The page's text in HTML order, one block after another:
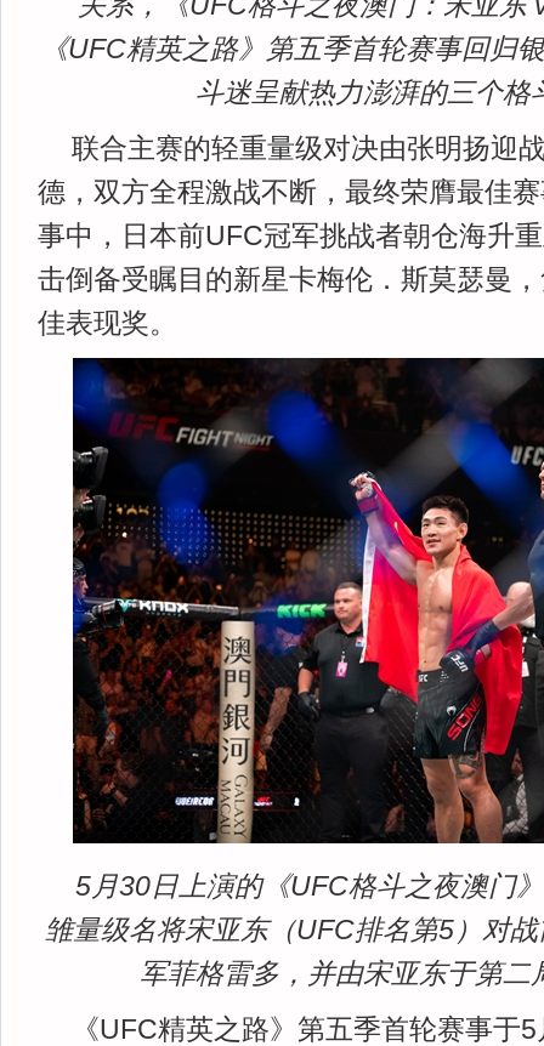
《UFC精英之路》第五季首轮赛事回归
斗迷呈献热力澎湃的三个格
联合主赛的轻重量级对决由张明扬迎
德，双方全程激战不断，最终荣膺最佳
事中，日本前UFC冠军挑战者朝仓海升
击倒备受瞩目的新星卡梅伦．斯莫瑟曼
佳表现奖。
5月30日上演的《UFC格斗之夜澳门
雏量级名将宋亚东（UFC排名第5）对
军菲格雷多，并由宋亚东于第二
《UFC精英之路》第五季首轮赛事于